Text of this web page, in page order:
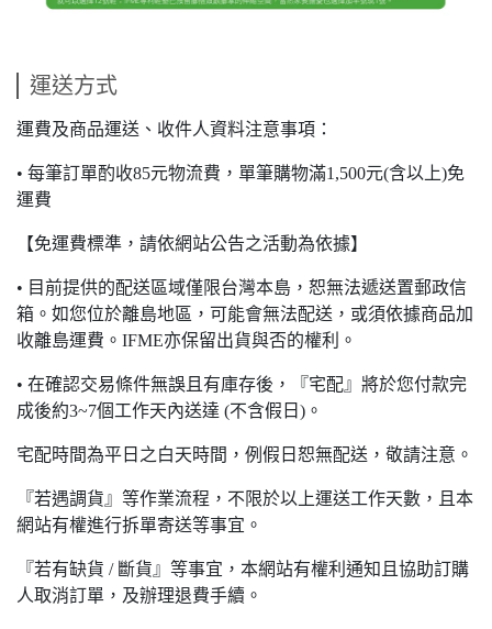
運送方式
運費及商品運送、收件人資料注意事項：
• 每筆訂單酌收85元物流費，單筆購物滿1,500元(含以上)免
運費
【免運費標準，請依網站公告之活動為依據】
• 目前提供的配送區域僅限台灣本島，恕無法遞送置郵政信
箱。如您位於離島地區，可能會無法配送，或須依據商品加
收離島運費。IFME亦保留出貨與否的權利。
• 在確認交易條件無誤且有庫存後，『宅配』將於您付款完
成後約3~7個工作天內送達 (不含假日)。
宅配時間為平日之白天時間，例假日恕無配送，敬請注意。
『若遇調貨』等作業流程，不限於以上運送工作天數，且本
網站有權進行拆單寄送等事宜。
『若有缺貨 / 斷貨』等事宜，本網站有權利通知且協助訂購
人取消訂單，及辦理退費手續。